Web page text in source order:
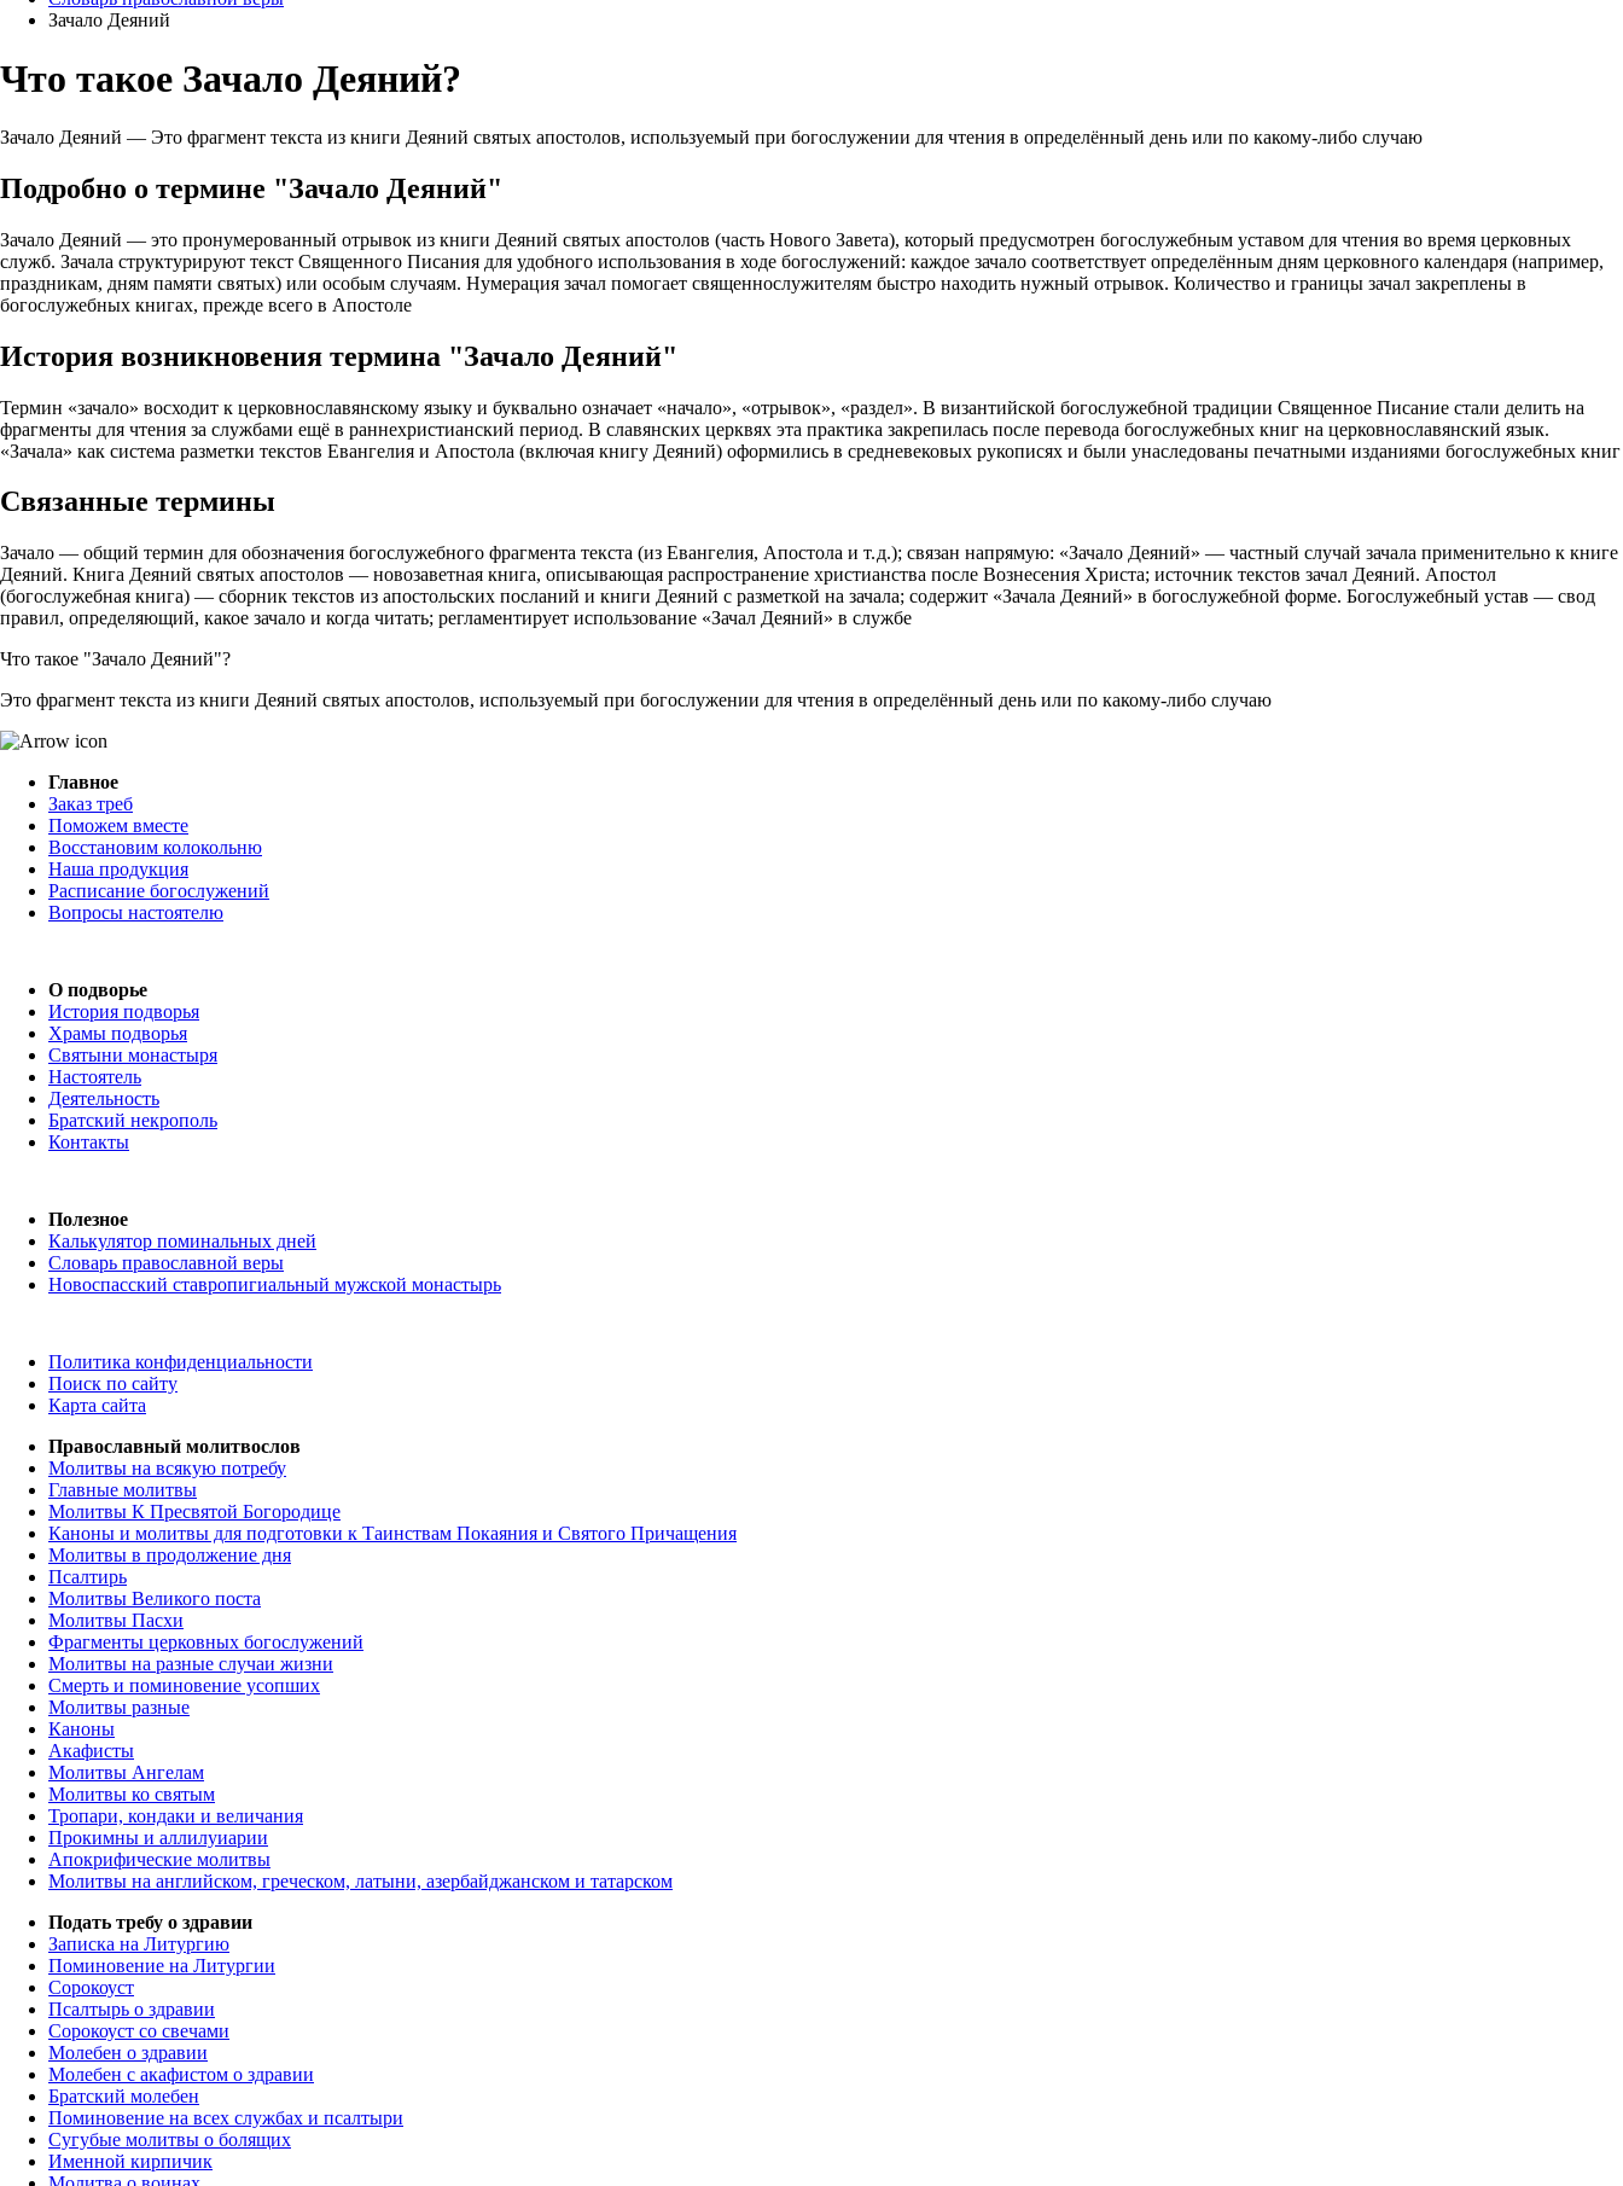
Зачало Деяний
Что такое Зачало Деяний?
Зачало Деяний — Это фрагмент текста из книги Деяний святых апостолов, используемый при богослужении для чтения в определённый день или по какому‑либо случаю
Подробно о термине "Зачало Деяний"
Зачало Деяний — это пронумерованный отрывок из книги Деяний святых апостолов (часть Нового Завета), который предусмотрен богослужебным уставом для чтения во время церковных
служб. Зачала структурируют текст Священного Писания для удобного использования в ходе богослужений: каждое зачало соответствует определённым дням церковного календаря (например,
праздникам, дням памяти святых) или особым случаям. Нумерация зачал помогает священнослужителям быстро находить нужный отрывок. Количество и границы зачал закреплены в
богослужебных книгах, прежде всего в Апостоле
История возникновения термина "Зачало Деяний"
Термин «зачало» восходит к церковнославянскому языку и буквально означает «начало», «отрывок», «раздел». В византийской богослужебной традиции Священное Писание стали делить на
фрагменты для чтения за службами ещё в раннехристианский период. В славянских церквях эта практика закрепилась после перевода богослужебных книг на церковнославянский язык.
«Зачала» как система разметки текстов Евангелия и Апостола (включая книгу Деяний) оформились в средневековых рукописях и были унаследованы печатными изданиями богослужебных книг
Связанные термины
Зачало — общий термин для обозначения богослужебного фрагмента текста (из Евангелия, Апостола и т. д.); связан напрямую: «Зачало Деяний» — частный случай зачала применительно к книге
Деяний. Книга Деяний святых апостолов — новозаветная книга, описывающая распространение христианства после Вознесения Христа; источник текстов зачал Деяний. Апостол
(богослужебная книга) — сборник текстов из апостольских посланий и книги Деяний с разметкой на зачала; содержит «Зачала Деяний» в богослужебной форме. Богослужебный устав — свод
правил, определяющий, какое зачало и когда читать; регламентирует использование «Зачал Деяний» в службе
Что такое "Зачало Деяний"?
Это фрагмент текста из книги Деяний святых апостолов, используемый при богослужении для чтения в определённый день или по какому‑либо случаю
Главное
Заказ треб
Поможем вместе
Восстановим колокольню
Наша продукция
Расписание богослужений
Вопросы настоятелю
О подворье
История подворья
Храмы подворья
Святыни монастыря
Настоятель
Деятельность
Братский некрополь
Контакты
Полезное
Калькулятор поминальных дней
Словарь православной веры
Новоспасский ставропигиальный мужской монастырь
Политика конфиденциальности
Поиск по сайту
Карта сайта
Православный молитвослов
Молитвы на всякую потребу
Главные молитвы
Молитвы К Пресвятой Богородице
Каноны и молитвы для подготовки к Таинствам Покаяния и Святого Причащения
Молитвы в продолжение дня
Псалтирь
Молитвы Великого поста
Молитвы Пасхи
Фрагменты церковных богослужений
Молитвы на разные случаи жизни
Смерть и поминовение усопших
Молитвы разные
Каноны
Акафисты
Молитвы Ангелам
Молитвы ко святым
Тропари, кондаки и величания
Прокимны и аллилуиарии
Апокрифические молитвы
Молитвы на английском, греческом, латыни, азербайджанском и татарском
Подать требу о здравии
Записка на Литургию
Поминовение на Литургии
Сорокоуст
Псалтырь о здравии
Сорокоуст со свечами
Молебен о здравии
Молебен с акафистом о здравии
Братский молебен
Поминовение на всех службах и псалтыри
Сугубые молитвы о болящих
Именной кирпичик